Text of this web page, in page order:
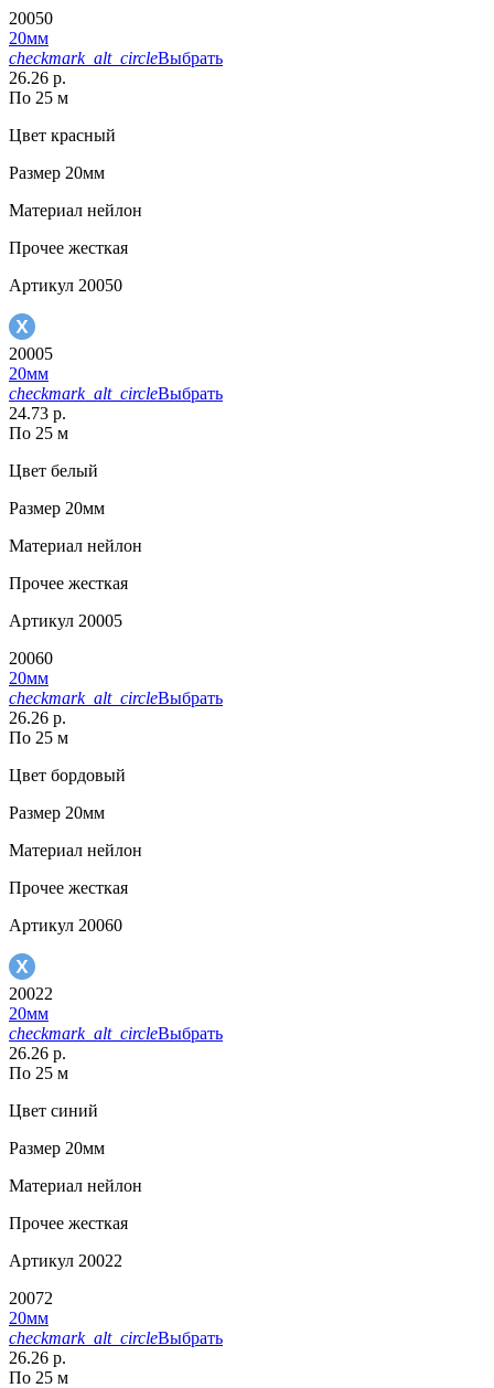
20050
20мм
checkmark_alt_circleВыбрать
26.26 р.
По 25 м
Цвет красный
Размер 20мм
Материал нейлон
Прочее жесткая
Артикул 20050
20005
20мм
checkmark_alt_circleВыбрать
24.73 р.
По 25 м
Цвет белый
Размер 20мм
Материал нейлон
Прочее жесткая
Артикул 20005
20060
20мм
checkmark_alt_circleВыбрать
26.26 р.
По 25 м
Цвет бордовый
Размер 20мм
Материал нейлон
Прочее жесткая
Артикул 20060
20022
20мм
checkmark_alt_circleВыбрать
26.26 р.
По 25 м
Цвет синий
Размер 20мм
Материал нейлон
Прочее жесткая
Артикул 20022
20072
20мм
checkmark_alt_circleВыбрать
26.26 р.
По 25 м